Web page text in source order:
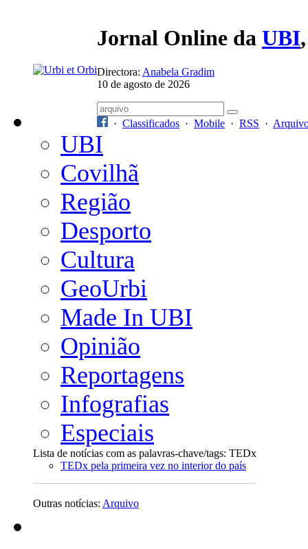
Jornal Online da UBI
Directora: Anabela Gradim
10 de agosto de 2026
· Classificados · Mobile · RSS ·
UBI
Covilhã
Região
Desporto
Cultura
GeoUrbi
Made In UBI
Opinião
Reportagens
Infografias
Especiais
Lista de notícias com as palavras-chave/tags: TEDx
TEDx pela primeira vez no interior do país
Outras notícias: Arquivo